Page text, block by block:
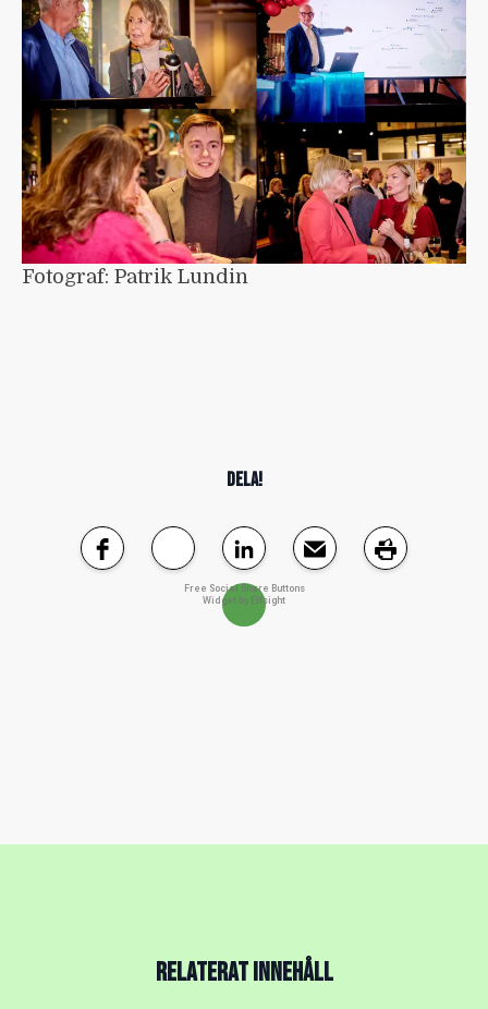
Fotograf: Patrik Lundin
DELA!
Free Social Share Buttons
Widget by Elfsight
RELATERAT INNEHÅLL